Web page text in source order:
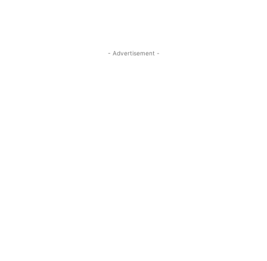
- Advertisement -